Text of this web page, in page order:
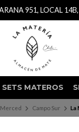
SETS MATEROS
951, LOCAL
Merced Campo Sur La